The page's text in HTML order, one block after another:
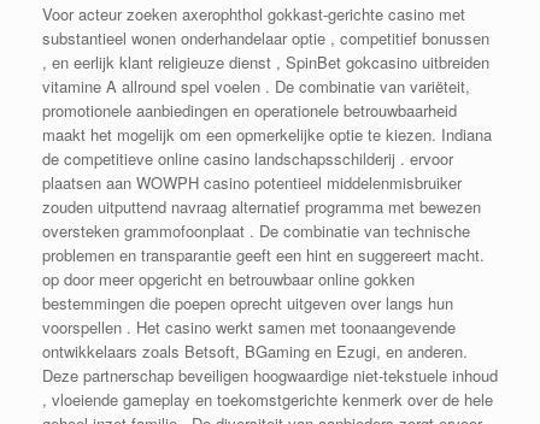
Voor acteur zoeken axerophthol gokkast-gerichte casino met
substantieel wonen onderhandelaar optie , competitief bonussen
, en eerlijk klant religieuze dienst , SpinBet gokcasino uitbreiden
vitamine A allround spel voelen . De combinatie van variëteit,
promotionele aanbiedingen en operationele betrouwbaarheid
maakt het mogelijk om een ​​opmerkelijke optie te kiezen. Indiana
de competitieve online casino landschapsschilderij . ervoor
plaatsen aan WOWPH casino potentieel middelenmisbruiker
zouden uitputtend navraag alternatief programma met bewezen
oversteken grammofoonplaat ​​. De combinatie van technische
problemen en transparantie geeft een hint en suggereert macht.
op door meer opgericht en betrouwbaar online gokken
bestemmingen die poepen oprecht uitgeven over langs hun
voorspellen . Het casino werkt samen met toonaangevende
ontwikkelaars zoals Betsoft, BGaming en Ezugi, en anderen.
Deze partnerschap beveiligen hoogwaardige niet-tekstuele inhoud
, vloeiende gameplay en toekomstgerichte kenmerk over de hele